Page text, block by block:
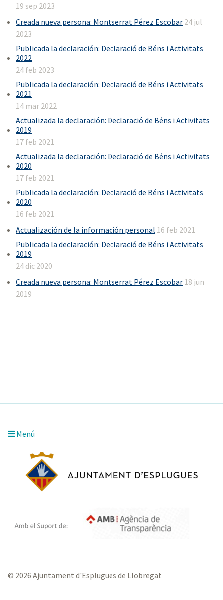
19 sep 2023
Creada nueva persona: Montserrat Pérez Escobar 24 jul
2023
Publicada la declaración: Declaració de Béns i Activitats
2022
24 feb 2023
Publicada la declaración: Declaració de Béns i Activitats
2021
14 mar 2022
Actualizada la declaración: Declaració de Béns i Activitats
2019
17 feb 2021
Actualizada la declaración: Declaració de Béns i Activitats
2020
17 feb 2021
Publicada la declaración: Declaració de Béns i Activitats
2020
16 feb 2021
Actualización de la información personal 16 feb 2021
Publicada la declaración: Declaració de Béns i Activitats
2019
24 dic 2020
Creada nueva persona: Montserrat Pérez Escobar 18 jun
2019
Menú
© 2026 Ajuntament d'Esplugues de Llobregat